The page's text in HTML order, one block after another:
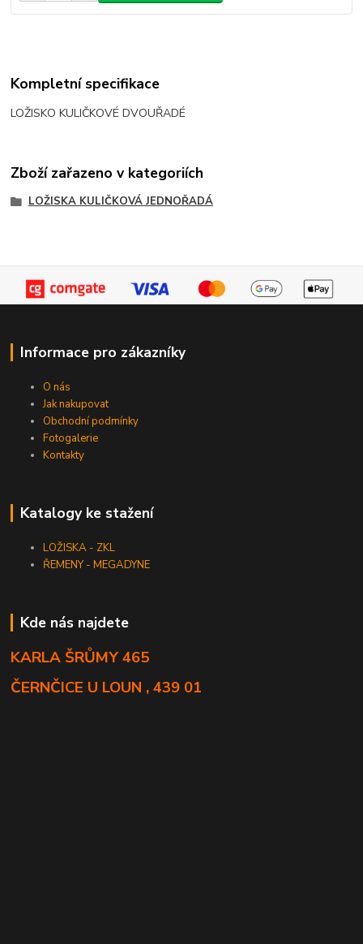
Kompletní specifikace
LOŽISKO KULIČKOVÉ DVOUŘADÉ
Zboží zařazeno v kategoriích
LOŽISKA KULIČKOVÁ JEDNOŘADÁ
Informace pro zákazníky
O nás
Jak nakupovat
Obchodní podmínky
Fotogalerie
Kontakty
Katalogy ke stažení
LOŽISKA - ZKL
ŘEMENY - MEGADYNE
Kde nás najdete
KARLA ŠRŮMY 465
ČERNČICE U LOUN , 439 01